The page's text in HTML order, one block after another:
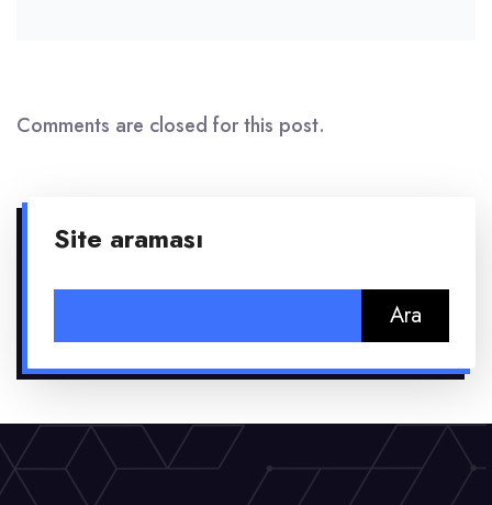
Comments are closed for this post.
Site araması